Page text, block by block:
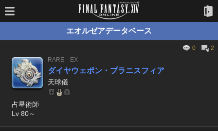
エオルゼアデータベース
0
2
RARE
EX
ダイヤウェポン・プラニスフィア
天球儀
占星術師
Lv 80～